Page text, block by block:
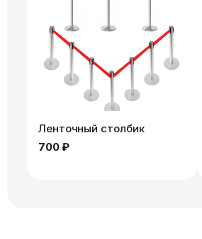
Ленточный столбик
700 ₽